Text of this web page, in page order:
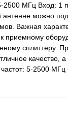
2500 МГц Вход:
можно
Важная
приемному
5-2500